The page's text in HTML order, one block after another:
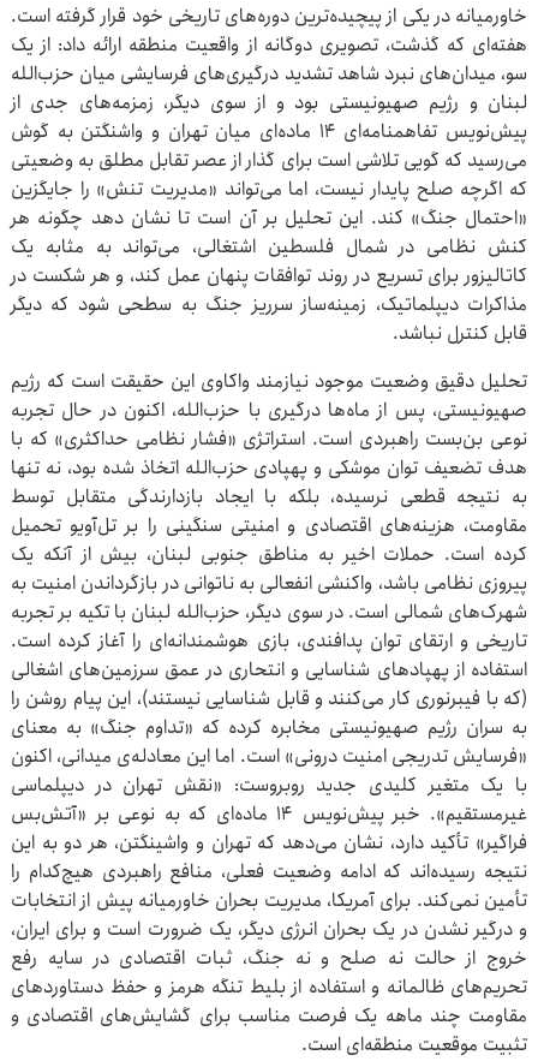
خاورمیانه در یکی از پیچیده‌ترین دوره‌های تاریخی خود قرار گرفته است.
هفته‌ای که گذشت، تصویری دوگانه از واقعیت منطقه ارائه داد: از یک
سو، میدان‌های نبرد شاهد تشدید درگیری‌های فرسایشی میان حزب‌الله
لبنان و رژیم صهیونیستی بود و از سوی دیگر، زمزمه‌های جدی از
پیش‌نویس تفاهمنامه‌ای ۱۴ ماده‌ای میان تهران و واشنگتن به گوش
می‌رسید که گویی تلاشی است برای گذار از عصر تقابل مطلق به وضعیتی
که اگرچه صلح پایدار نیست، اما می‌تواند «مدیریت تنش» را جایگزین
«احتمال جنگ» کند. این تحلیل بر آن است تا نشان دهد چگونه هر
کنش نظامی در شمال فلسطین اشتغالی، می‌تواند به مثابه یک
کاتالیزور برای تسریع در روند توافقات پنهان عمل کند، و هر شکست در
مذاکرات دیپلماتیک، زمینه‌ساز سرریز جنگ به سطحی شود که دیگر
قابل کنترل نباشد.
تحلیل دقیق وضعیت موجود نیازمند واکاوی این حقیقت است که رژیم
صهیونیستی، پس از ماه‌ها درگیری با حزب‌الله، اکنون در حال تجربه‌
نوعی بن‌بست راهبردی است. استراتژی «فشار نظامی حداکثری» که با
هدف تضعیف توان موشکی و پهپادی حزب‌الله اتخاذ شده بود، نه تنها
به نتیجه‌ قطعی نرسیده، بلکه با ایجاد بازدارندگی متقابل توسط
مقاومت، هزینه‌های اقتصادی و امنیتی سنگینی را بر تل‌آویو تحمیل
کرده است. حملات اخیر به مناطق جنوبی لبنان، بیش از آنکه یک
پیروزی نظامی باشد، واکنشی انفعالی به ناتوانی در بازگرداندن امنیت به
شهرک‌های شمالی است. در سوی دیگر، حزب‌الله لبنان با تکیه بر تجربه
تاریخی و ارتقای توان پدافندی، بازی هوشمندانه‌ای را آغاز کرده است.
استفاده از پهپادهای شناسایی و انتحاری در عمق سرزمین‌های اشغالی
(که با فیبرنوری کار می‌کنند و قابل شناسایی نیستند)، این پیام روشن را
به سران رژیم صهیونیستی مخابره کرده که «تداوم جنگ» به معنای
«فرسایش تدریجی امنیت درونی» است. اما این معادله‌ی میدانی، اکنون
با یک متغیر کلیدی جدید روبروست: «نقش‌ تهران در دیپلماسی
غیرمستقیم». خبر پیش‌نویس ۱۴ ماده‌ای که به نوعی بر «آتش‌بس
فراگیر» تأکید دارد، نشان می‌دهد که تهران و واشینگتن، هر دو به این
نتیجه رسیده‌اند که ادامه‌ وضعیت فعلی، منافع راهبردی هیچ‌کدام را
تأمین نمی‌کند. برای آمریکا، مدیریت بحران خاورمیانه پیش از انتخابات
و درگیر نشدن در یک بحران انرژی دیگر، یک ضرورت است و برای ایران،
خروج از حالت نه صلح و نه جنگ، ثبات اقتصادی در سایه رفع
تحریم‌های ظالمانه و استفاده از بلیط تنگه هرمز و حفظ دستاوردهای
مقاومت چند ماهه یک فرصت مناسب برای گشایش‌های اقتصادی و
تثبیت موقعیت منطقه‌ای است.